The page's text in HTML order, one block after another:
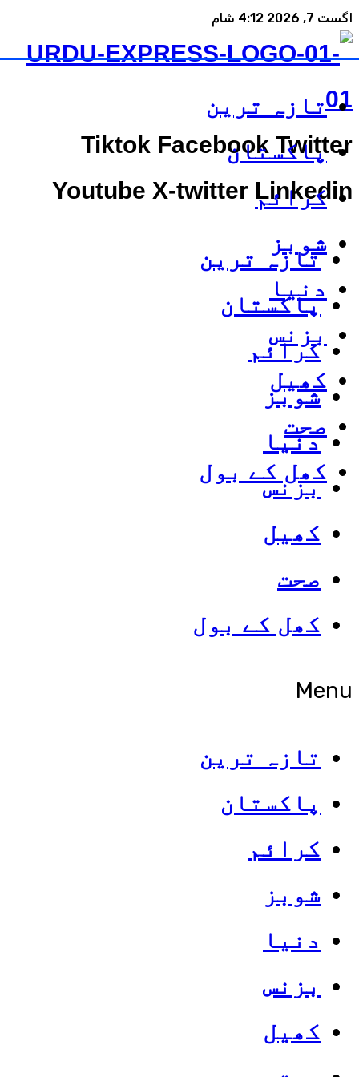
اگست 7, 2026 4:12 شام
Tiktok Facebook Twitter
Youtube X-twitter Linkedin
تازہ ترین
پاکستان
کرائم
شوبز
دنیا
بزنس
کھیل
صحت
کھل کے بول
Menu
تازہ ترین
پاکستان
کرائم
شوبز
دنیا
بزنس
کھیل
تازہ ترین
پاکستان
کرائم
شوبز
دنیا
بزنس
کھیل
صحت
کھل کے بول